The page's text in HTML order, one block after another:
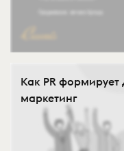
Как PR формирует
маркетинг